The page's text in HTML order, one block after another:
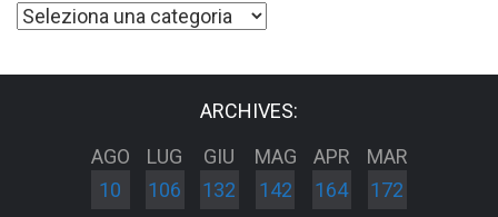
Categorie
ARCHIVES:
AGO
10
LUG
106
GIU
132
MAG
142
APR
164
MAR
172